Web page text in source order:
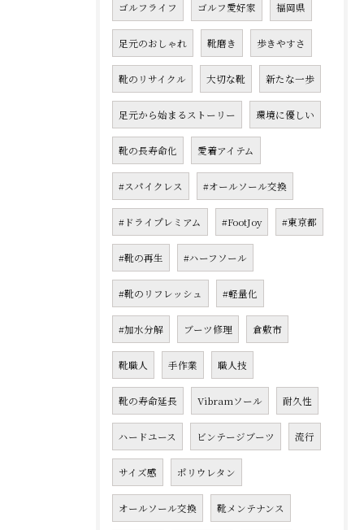
ゴルフライフ ゴルフ愛好家 福岡県
足元のおしゃれ 靴磨き 歩きやすさ
靴のリサイクル 大切な靴 新たな一歩
足元から始まるストーリー 環境に優しい
靴の長寿命化 愛着アイテム
#スパイクレス #オールソール交換
#ドライプレミアム #FootJoy #東京都
#靴の再生 #ハーフソール
#靴のリフレッシュ #軽量化
#加水分解 ブーツ修理 倉敷市
靴職人 手作業 職人技
靴の寿命延長 Vibramソール 耐久性
ハードユース ビンテージブーツ 流行
サイズ感 ポリウレタン
オールソール交換 靴メンテナンス